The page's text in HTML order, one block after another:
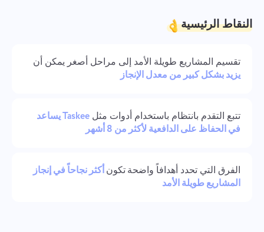
Русский
Oʻzbek
ไทย
Türkçe
النقاط الرئيسية
تقسيم المشاريع طويلة الأمد إلى مراحل أصغر يمكن أن
يزيد بشكل كبير من معدل الإنجاز
تتبع التقدم بانتظام باستخدام أدوات مثل
Taskee يساعد
في الحفاظ على الدافعية لأكثر من 8 أشهر
الفرق التي تحدد أهدافاً واضحةتكونأكثر نجاحاً في إنجاز
المشاريع طويلة الأمد
إدارة معلومات المشروع (الحالات/العلامات) وأنشطة الفريق في
مكان واحد
إدارة الشركة